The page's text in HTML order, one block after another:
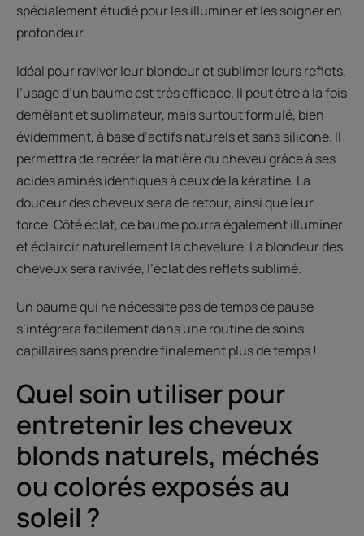
spécialement étudié pour les illuminer et les soigner en
profondeur.
Idéal pour raviver leur blondeur et sublimer leurs reflets,
l’usage d’un baume est très efficace. Il peut être à la fois
démêlant et sublimateur, mais surtout formulé, bien
évidemment, à base d’actifs naturels et sans silicone. Il
permettra de recréer la matière du cheveu grâce à ses
acides aminés identiques à ceux de la kératine. La
douceur des cheveux sera de retour, ainsi que leur
force. Côté éclat, ce baume pourra également illuminer
et éclaircir naturellement la chevelure. La blondeur des
cheveux sera ravivée, l’éclat des reflets sublimé.
Un baume qui ne nécessite pas de temps de pause
s’intégrera facilement dans une routine de soins
capillaires sans prendre finalement plus de temps !
Quel soin utiliser pour
entretenir les cheveux
blonds naturels, méchés
ou colorés exposés au
soleil ?